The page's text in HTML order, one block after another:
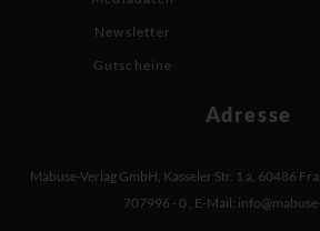
Newsletter
Gutscheine
Adresse
Mabuse-Verlag GmbH, Kasseler Str. 1 a, 60486
707996 - 0 , E-Mail: